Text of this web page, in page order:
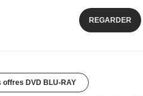
REGARDER
offres DVD BLU-RAY